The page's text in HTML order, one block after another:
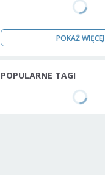
POKAŻ WIĘCEJ
POPULARNE TAGI